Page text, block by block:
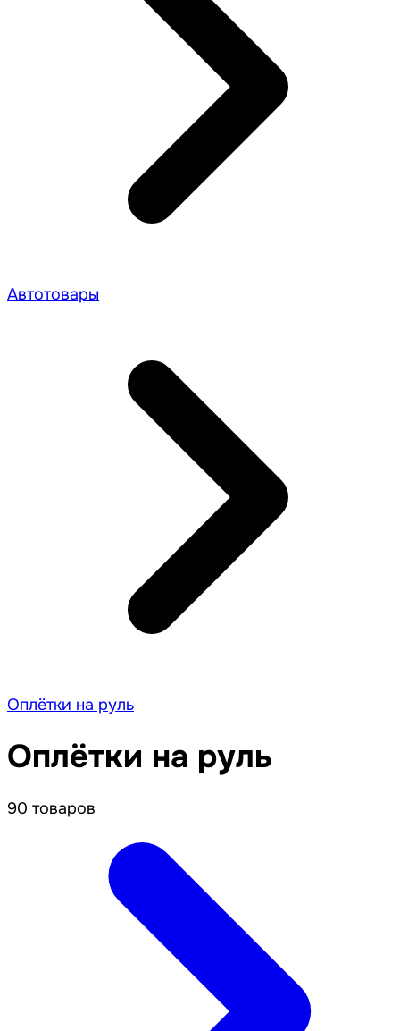
Автотовары
Оплётки на руль
Оплётки на руль
90 товаров